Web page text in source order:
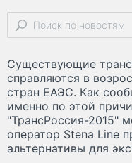
Существующие
справляются в
стран ЕАЭС. Как
именно по этой
"ТрансРоссия-2015"
оператор Stena Line
альтернативы для